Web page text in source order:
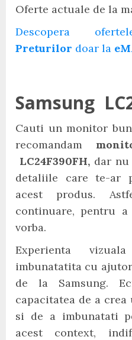
Oferte actuale de la
Descopera
Preturilor doar la
Samsung
Cauti un monitor
recomandam
LC24F390FH, dar
detaliile care te-ar
acest produs.
continuare, pentru a
vorba.
Experienta
imbunatatita cu
de la Samsung.
capacitatea de a
si de a imbunatati
acest context,